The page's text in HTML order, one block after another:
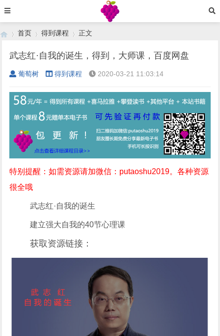
›
首页
›
得到课程
›
正文
武志红·自我的诞生，得到，大师课，百度网盘
葡萄树 得到课程 2020-03-21 11:03:14
特别提醒：如需资源请加微信：putaoshu2019。各种资源
很全哦
武志红·自我的诞生
建立强大自我的40节心理课
获取资源链接：